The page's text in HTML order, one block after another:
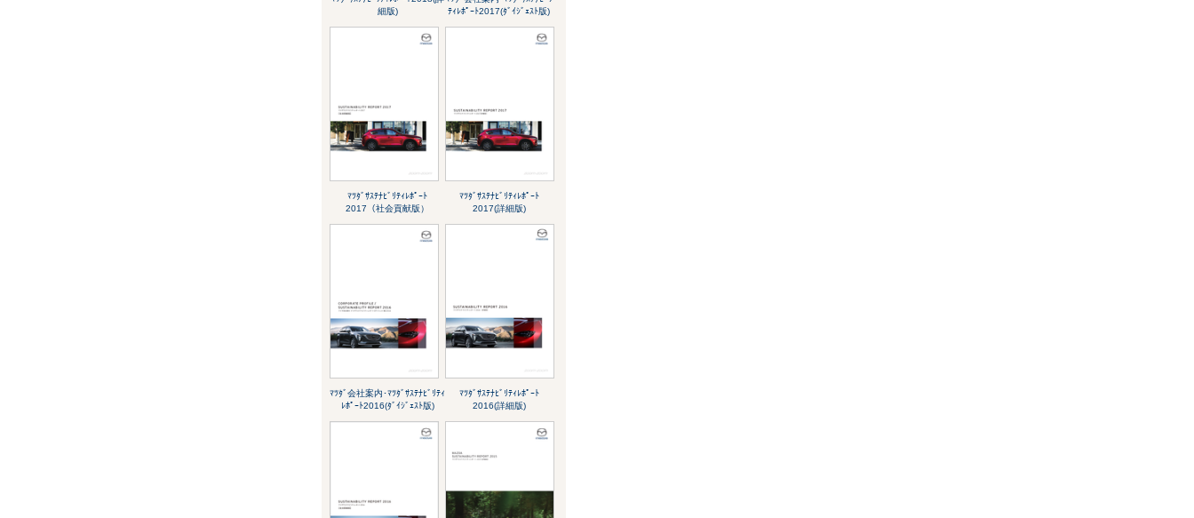
細版)
ﾃｨﾚﾎﾟｰﾄ2017(ﾀﾞｲｼﾞｪｽﾄ版)
ﾏﾂﾀﾞｻｽﾃﾅﾋﾞﾘﾃｨﾚﾎﾟｰﾄ
2017（社会貢献版）
ﾏﾂﾀﾞｻｽﾃﾅﾋﾞﾘﾃｨﾚﾎﾟｰﾄ
2017(詳細版)
ﾏﾂﾀﾞ会社案内･ﾏﾂﾀﾞｻｽﾃﾅﾋﾞﾘﾃｨ
ﾚﾎﾟｰﾄ2016(ﾀﾞｲｼﾞｪｽﾄ版)
ﾏﾂﾀﾞｻｽﾃﾅﾋﾞﾘﾃｨﾚﾎﾟｰﾄ
2016(詳細版)